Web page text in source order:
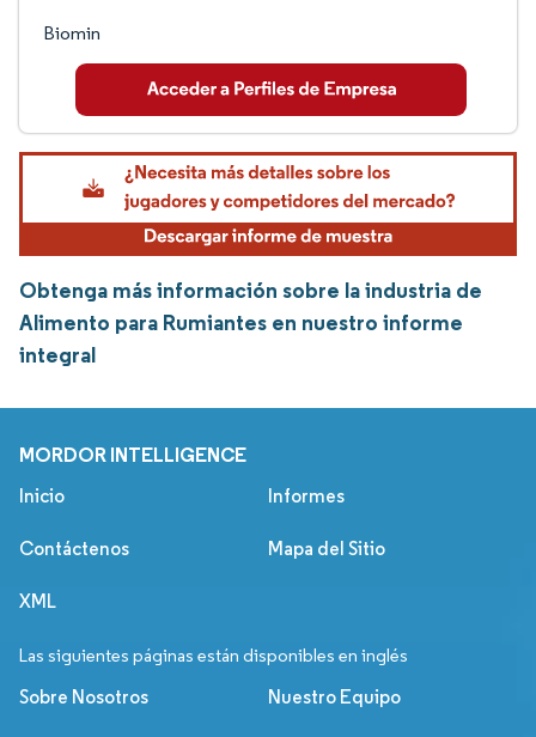
Biomin
Obtenga más información sobre la industria de
Alimento para Rumiantes en nuestro informe
integral
MORDOR INTELLIGENCE
Inicio Informes
Contáctenos Mapa del Sitio
XML
Las siguientes páginas están disponibles en inglés
Sobre Nosotros Nuestro Equipo